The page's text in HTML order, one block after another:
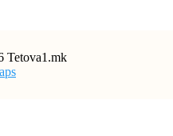
Tetova1.mk